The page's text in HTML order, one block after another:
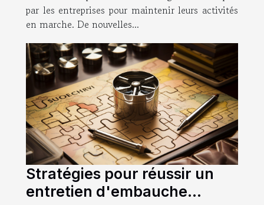
par les entreprises pour maintenir leurs activités
en marche. De nouvelles...
Stratégies pour réussir un
entretien d'embauche